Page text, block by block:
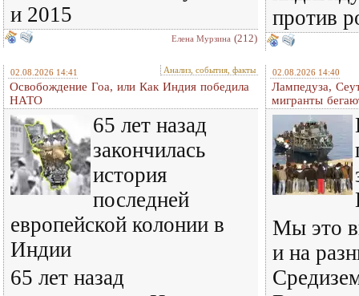
и 2015
Елена Мурзина (212)
против
02.08.2026 14:41 Анализ, события, факты
Освобождение Гоа, или Как Индия победила
НАТО
65 лет назад
закончилась
история
последней
европейской колонии в
Индии
65 лет назад
02.08.2026 14:40
Лампедуза,
мигранты
Мы это
и на